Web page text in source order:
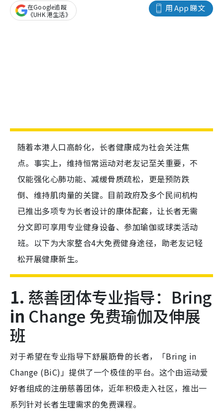
用 App 睇文
在Google追蹤
《UHK 港生活》
随着本港人口高龄化，长者健康成为社会关注焦
点。事实上，维持恒常运动对老友记至关重要，不
仅能强化心肺功能、减缓骨质疏松，更是预防跌
倒、维持肌肉量的关键。目前政府及多个民间机构
已推出多项专为长者设计的康体配套，让长者无需
分文即可享用专业健身设备、参加瑜伽或球类活动
班。以下为大家整合4大免费健身途径，助老友记轻
松开展健康新生。
1. 慈善团体专业指导：Bring
in Change 免费瑜伽及伸展
班
对于希望在专业指导下舒展筋骨的长者，「Bring in
Change (BiC)」提供了一个极佳的平台。这个由运动爱
好者组成的注册慈善团体，近年积极走入社区，推出一
系列针对长者生理需求的免费课程。